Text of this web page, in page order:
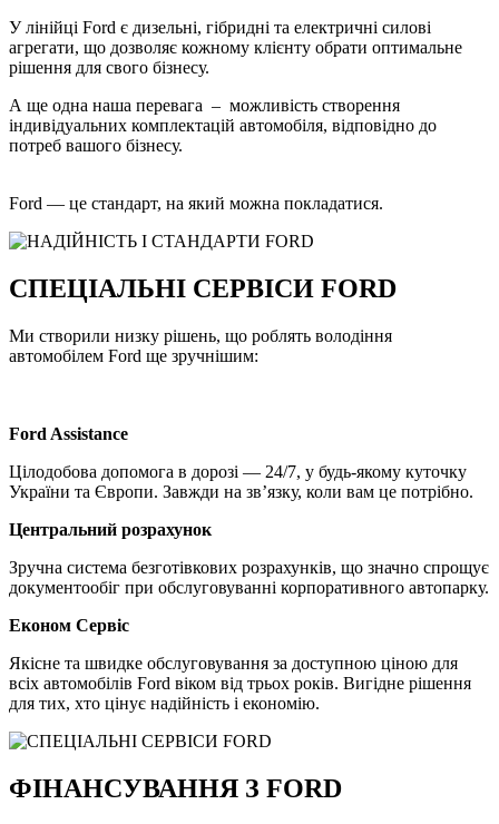
У лінійці Ford є дизельні, гібридні та електричні силові
агрегати, що дозволяє кожному клієнту обрати оптимальне
рішення для свого бізнесу.
А ще одна наша перевага – можливість створення
індивідуальних комплектацій автомобіля, відповідно до
потреб вашого бізнесу.
Ford — це стандарт, на який можна покладатися.
СПЕЦІАЛЬНІ СЕРВІСИ FORD
Ми створили низку рішень, що роблять володіння
автомобілем Ford ще зручнішим:
Ford Assistance
Цілодобова допомога в дорозі — 24/7, у будь-якому куточку
України та Європи. Завжди на зв’язку, коли вам це потрібно.
Центральний розрахунок
Зручна система безготівкових розрахунків, що значно спрощує
документообіг при обслуговуванні корпоративного автопарку.
Економ Сервіс
Якісне та швидке обслуговування за доступною ціною для
всіх автомобілів Ford віком від трьох років. Вигідне рішення
для тих, хто цінує надійність і економію.
ФІНАНСУВАННЯ З FORD